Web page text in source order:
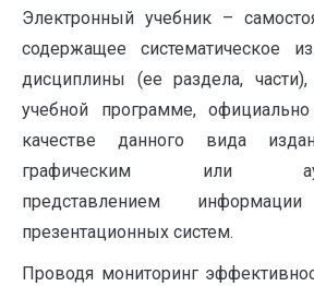
Электронный учебник –
содержащее систематическое
дисциплины (ее раздела, части),
учебной программе,
качестве данного вида
графическим или
представлением
презентационных систем.
Проводя мониторинг